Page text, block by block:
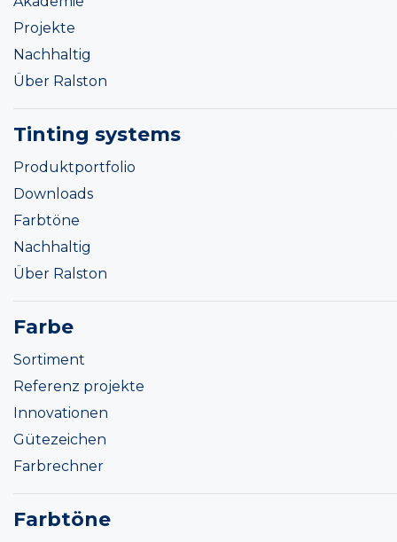
Projekte
Nachhaltig
Über Ralston
Tinting systems
Produktportfolio
Downloads
Farbtöne
Nachhaltig
Über Ralston
Farbe
Sortiment
Referenz projekte
Innovationen
Gütezeichen
Farbrechner
Farbtöne